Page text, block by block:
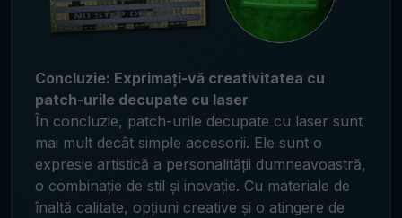
Concluzie: Exprimați-vă creativitatea cu
patch-urile decupate cu laser
În concluzie, patch-urile decupate cu laser sunt
mai mult decât simple accesorii. Ele sunt o
expresie artistică a personalității dumneavoastră,
o combinație de stil și inovație. Cu materiale de
înaltă calitate, opțiuni creative și o atingere de